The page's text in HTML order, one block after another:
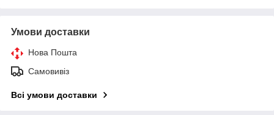
Умови доставки
Нова Пошта
Самовивіз
Всі умови доставки